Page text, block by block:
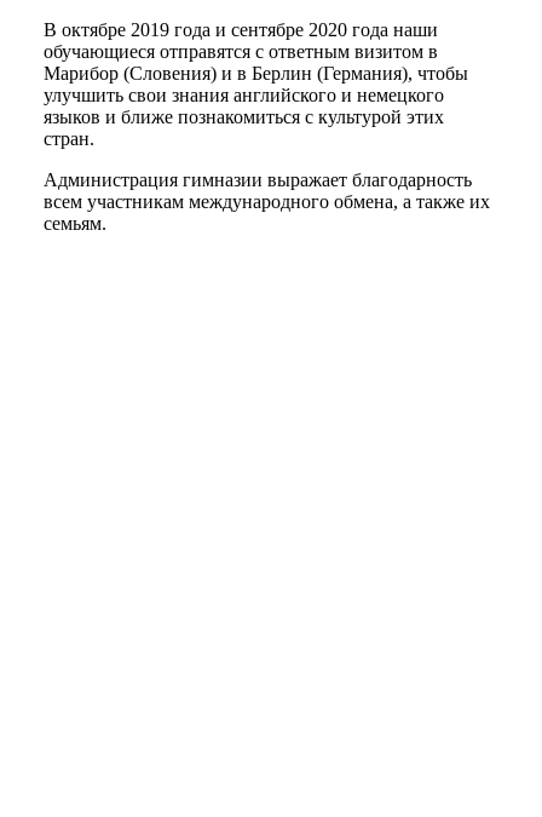
В октябре 2019 года и сентябре 2020 года наши
обучающиеся отправятся с ответным визитом в
Марибор (Словения) и в Берлин (Германия), чтобы
улучшить свои знания английского и немецкого
языков и ближе познакомиться с культурой этих
стран.
Администрация гимназии выражает благодарность
всем участникам международного обмена, а также их
семьям.